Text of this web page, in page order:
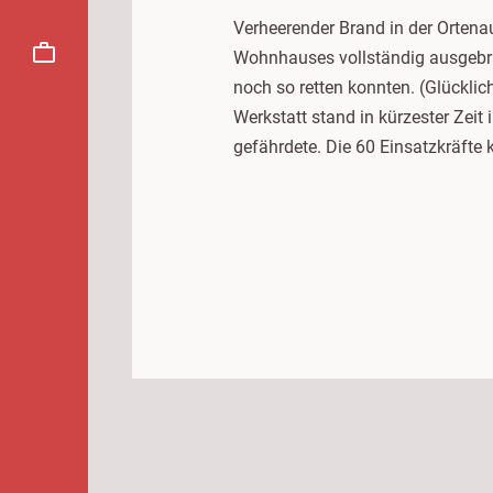
Verheerender Brand in der
Wohnhauses vollständig
noch so retten konnten.
Werkstatt stand in kürzester Zeit
gefährdete. Die 60 Einsatzkräfte